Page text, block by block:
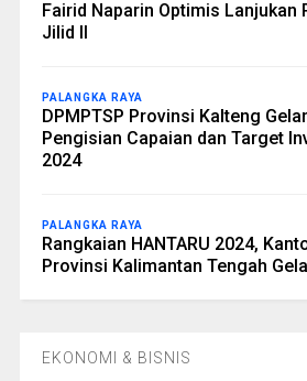
Fairid Naparin Optimis Lanjukan
Jilid II
PALANGKA RAYA
DPMPTSP Provinsi Kalteng
Pengisian Capaian dan Target
2024
PALANGKA RAYA
Rangkaian HANTARU 2024,
Provinsi Kalimantan Tengah
EKONOMI & BISNIS